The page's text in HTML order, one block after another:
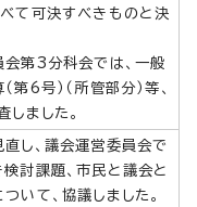
て可決すべきものと決
第3分科会では、一般
第6号）（所管部分）等、
ました。
し、議会運営委員会で
討課題、市民と議会と
いて、協議しました。